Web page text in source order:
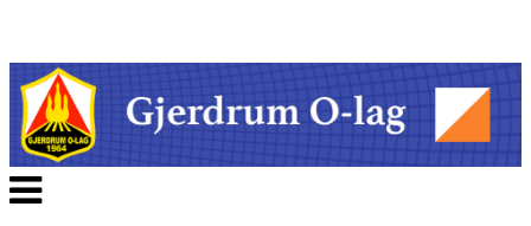
Veksle
navigasjon